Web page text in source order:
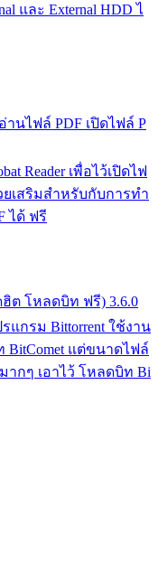
และ External HDD ไ
านไฟล์ PDF เปิดไฟล์ P
Reader เพื่อไว้เปิดไฟ
ยเสริมสำหรับกับการทำ
ได้ ฟรี
ฮิต โหลดบิท ฟรี) 3.6.0
แกรม Bittorrent ใช้งาน
แต่ขนาดไฟล์
ากๆ เอาไว้ โหลดบิท Bi